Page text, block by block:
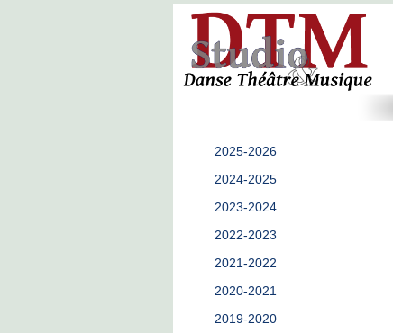
2025-2026
2024-2025
2023-2024
2022-2023
2021-2022
2020-2021
2019-2020